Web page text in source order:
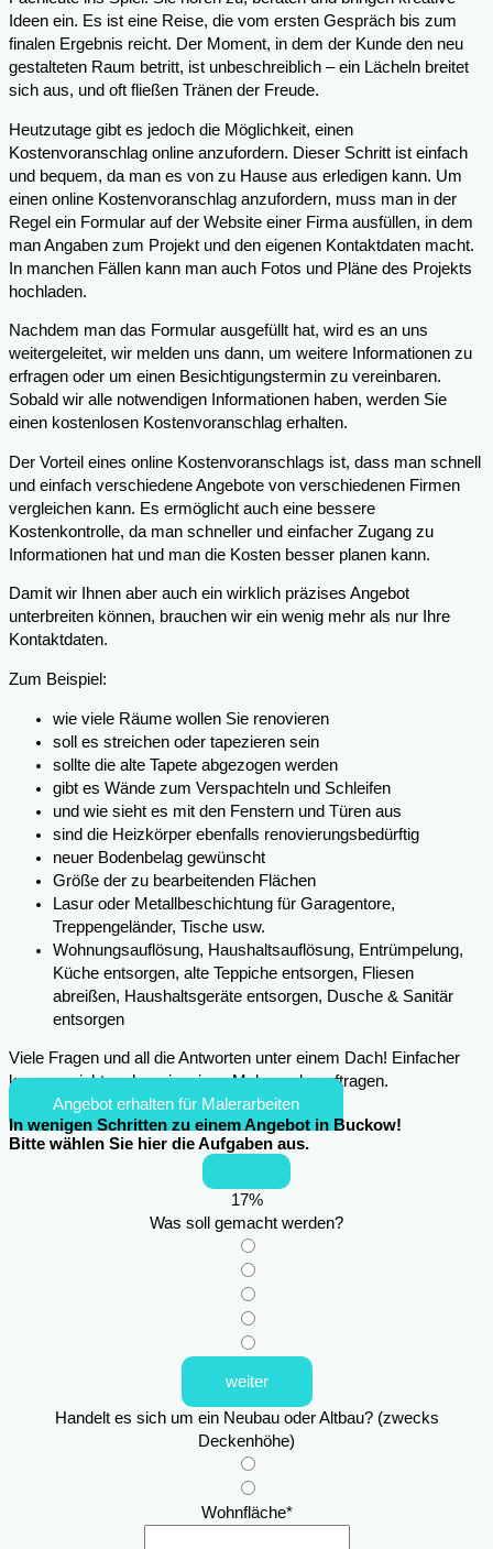
Ideen ein. Es ist eine Reise, die vom ersten Gespräch bis zum
finalen Ergebnis reicht. Der Moment, in dem der Kunde den neu
gestalteten Raum betritt, ist unbeschreiblich – ein Lächeln breitet
sich aus, und oft fließen Tränen der Freude.
Heutzutage gibt es jedoch die Möglichkeit, einen
Kostenvoranschlag online anzufordern. Dieser Schritt ist einfach
und bequem, da man es von zu Hause aus erledigen kann. Um
einen online Kostenvoranschlag anzufordern, muss man in der
Regel ein Formular auf der Website einer Firma ausfüllen, in dem
man Angaben zum Projekt und den eigenen Kontaktdaten macht.
In manchen Fällen kann man auch Fotos und Pläne des Projekts
hochladen.
Nachdem man das Formular ausgefüllt hat, wird es an uns
weitergeleitet, wir melden uns dann, um weitere Informationen zu
erfragen oder um einen Besichtigungstermin zu vereinbaren.
Sobald wir alle notwendigen Informationen haben, werden Sie
einen kostenlosen Kostenvoranschlag erhalten.
Der Vorteil eines online Kostenvoranschlags ist, dass man schnell
und einfach verschiedene Angebote von verschiedenen Firmen
vergleichen kann. Es ermöglicht auch eine bessere
Kostenkontrolle, da man schneller und einfacher Zugang zu
Informationen hat und man die Kosten besser planen kann.
Damit wir Ihnen aber auch ein wirklich präzises Angebot
unterbreiten können, brauchen wir ein wenig mehr als nur Ihre
Kontaktdaten.
Zum Beispiel:
wie viele Räume wollen Sie renovieren
soll es streichen oder tapezieren sein
sollte die alte Tapete abgezogen werden
gibt es Wände zum Verspachteln und Schleifen
und wie sieht es mit den Fenstern und Türen aus
sind die Heizkörper ebenfalls renovierungsbedürftig
neuer Bodenbelag gewünscht
Größe der zu bearbeitenden Flächen
Lasur oder Metallbeschichtung für Garagentore,
Treppengeländer, Tische usw.
Wohnungsauflösung, Haushaltsauflösung, Entrümpelung,
Küche entsorgen, alte Teppiche entsorgen, Fliesen
abreißen, Haushaltsgeräte entsorgen, Dusche & Sanitär
entsorgen
Viele Fragen und all die Antworten unter einem Dach! Einfacher
kann es nicht mehr sein, einen Maler zu beauftragen.
Angebot erhalten für Malerarbeiten
In wenigen Schritten zu einem Angebot in Buckow!
Bitte wählen Sie hier die Aufgaben aus.
17%
Was soll gemacht werden?
weiter
Handelt es sich um ein Neubau oder Altbau? (zwecks
Deckenhöhe)
Wohnfläche*